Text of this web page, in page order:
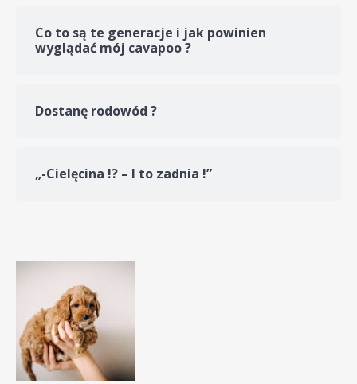
Co to są te generacje i jak powinien
wyglądać mój cavapoo ?
Dostanę rodowód ?
„-Cielęcina !? – I to zadnia !”